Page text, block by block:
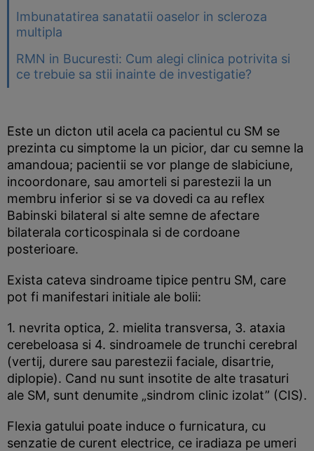
Imbunatatirea sanatatii oaselor in scleroza
multipla
RMN in Bucuresti: Cum alegi clinica potrivita si
ce trebuie sa stii inainte de investigatie?
Este un dicton util acela ca pacientul cu SM se
prezinta cu simptome la un picior, dar cu semne la
amandoua; pacientii se vor plange de slabiciune,
incoordonare, sau amorteli si parestezii la un
membru inferior si se va dovedi ca au reflex
Babinski bilateral si alte semne de afectare
bilaterala corticospinala si de cordoane
posterioare.
Exista cateva sindroame tipice pentru SM, care
pot fi manifestari initiale ale bolii:
1. nevrita optica, 2. mielita transversa, 3. ataxia
cerebeloasa si 4. sindroamele de trunchi cerebral
(vertij, durere sau parestezii faciale, disartrie,
diplopie). Cand nu sunt insotite de alte trasaturi
ale SM, sunt denumite „sindrom clinic izolat” (CIS).
Flexia gatului poate induce o furnicatura, cu
senzatie de curent electrice, ce iradiaza pe umeri